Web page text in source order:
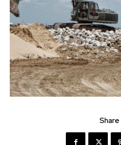
Share